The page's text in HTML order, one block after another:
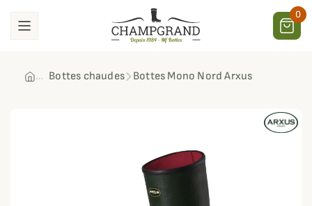
0
Bottes chaudes Bottes Mono Nord Arxus